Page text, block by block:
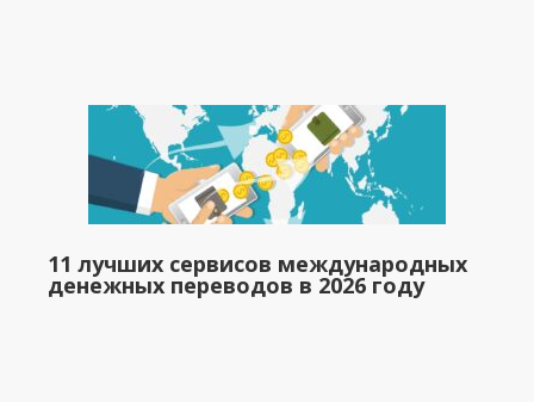
11 лучших сервисов международных
денежных переводов в 2026 году